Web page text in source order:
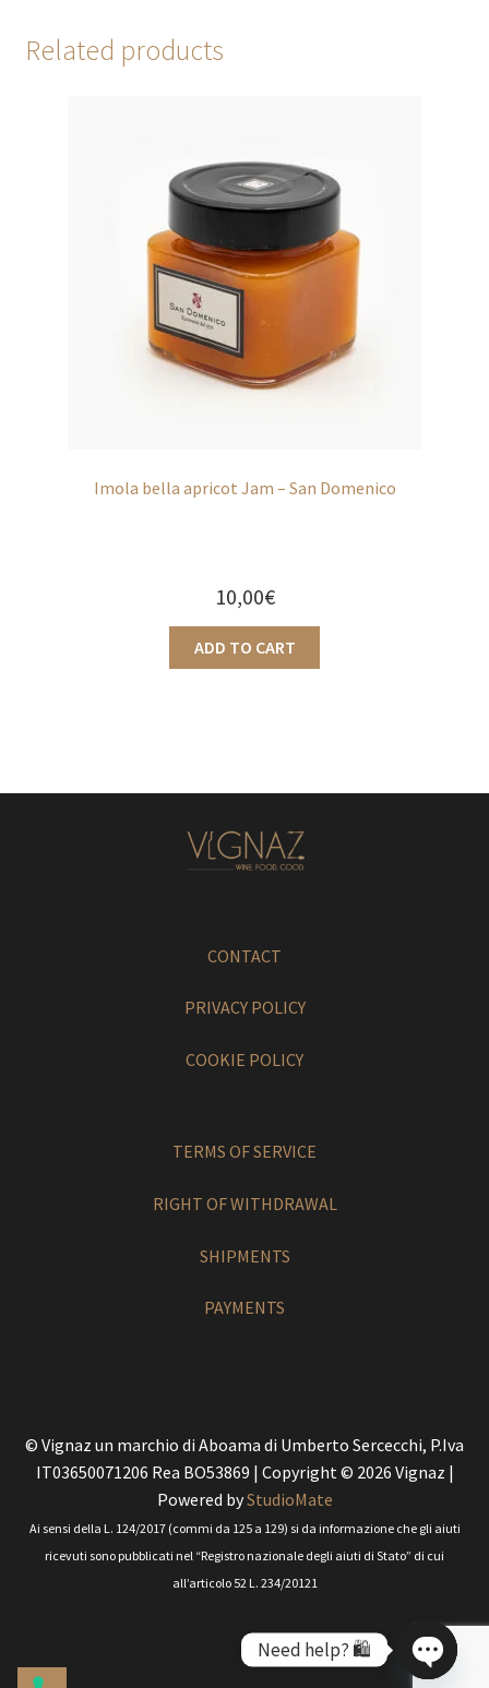
Related products
Imola bella apricot Jam – San Domenico
10,00€
ADD TO CART
CONTACT
PRIVACY POLICY
COOKIE POLICY
TERMS OF SERVICE
RIGHT OF WITHDRAWAL
SHIPMENTS
PAYMENTS
© Vignaz un marchio di Aboama di Umberto Sercecchi, P.Iva
IT03650071206 Rea BO53869 | Copyright © 2026 Vignaz |
Powered byStudioMate
Ai sensi della L. 124/2017 (commi da 125 a 129) si da informazione che gli aiuti
ricevuti sono pubblicati nel “Registro nazionale degli aiuti di Stato” di cui
all’articolo 52 L. 234/20121
Need help? 🛍️